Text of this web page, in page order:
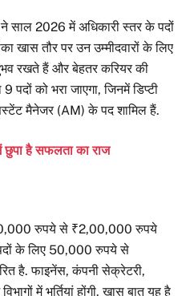
साल 2026 में अधिकारी स्तर के पदों
खास तौर पर उन उम्मीदवारों के लिए
रखते हैं और बेहतर करियर की
को भरा जाएगा, जिनमें डिप्टी
मैनेजर (AM) के पद शामिल हैं.
है सफलता का राज
रुपये से ₹2,00,000 रुपये
के लिए 50,000 रुपये से
है. फाइनेंस, कंपनी सेक्रेटरी,
में भर्तियां होंगी. खास बात यह है